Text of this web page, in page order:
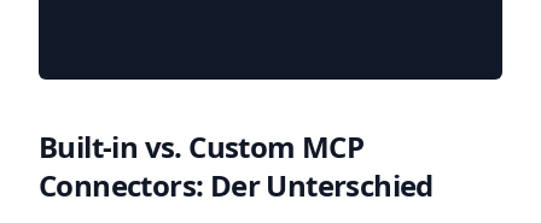
Built-in vs. Custom MCP
Connectors: Der Unterschied